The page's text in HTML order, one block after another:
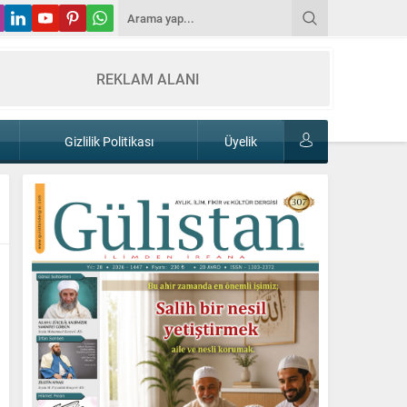
REKLAM ALANI
Gizlilik Politikası Üyelik